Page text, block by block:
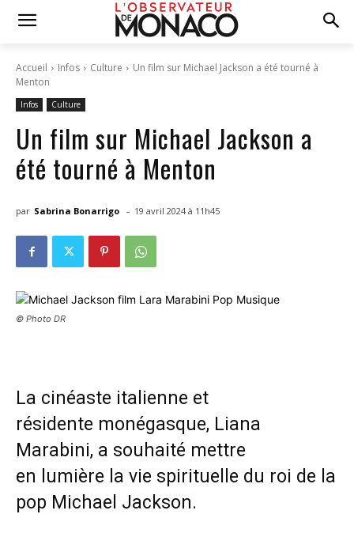
Accueil Infos Culture
Un film sur Michael Jackson a été tourné à
Menton
Infos Culture
Un film sur Michael Jackson a
été tourné à Menton
par Sabrina Bonarrigo - 19 avril 2024 à 11h45
© Photo DR
La cinéaste italienne et
résidente monégasque, Liana
Marabini, a souhaité mettre
en lumière la vie spirituelle du roi de la
pop Michael Jackson.